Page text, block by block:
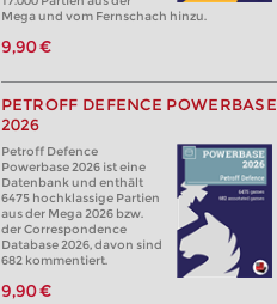
Mega und vom Fernschach hinzu.
9,90 €
PETROFF DEFENCE POWERBASE
2026
Petroff Defence
Powerbase 2026 ist eine
Datenbank und enthält
6475 hochklassige Partien
aus der Mega 2026 bzw.
der Correspondence
Database 2026, davon sind
682 kommentiert.
9,90 €